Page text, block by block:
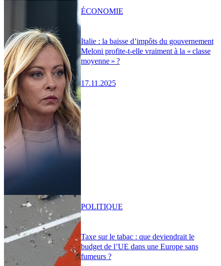
Italie : la baisse d’impôts du gouvernement
Meloni profite-t-elle vraiment à la « classe
moyenne » ?
17.11.2025
ÉCONOMIE
Taxe sur le tabac : que deviendrait le
budget de l’UE dans une Europe sans
fumeurs ?
POLITIQUE